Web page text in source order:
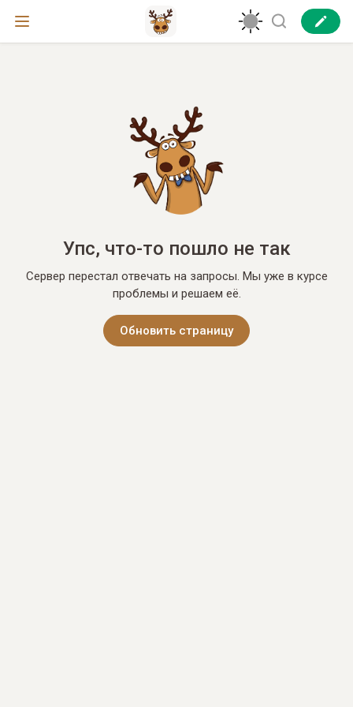
Упс, что-то пошло не так
Сервер перестал отвечать на запросы. Мы уже в курсе
проблемы и решаем её.
Обновить страницу